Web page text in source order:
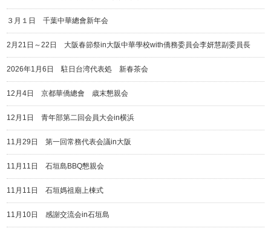
３月１日 千葉中華總會新年会
2月21日～22日 大阪春節祭in大阪中華學校with僑務委員会李妍慧副委員長
2026年1月6日 駐日台湾代表処 新春茶会
12月4日 京都華僑總會 歳末懇親会
12月1日 青年部第二回会員大会in横浜
11月29日 第一回常務代表会議in大阪
11月11日 石垣島BBQ懇親会
11月11日 石垣媽祖廟上棟式
11月10日 感謝交流会in石垣島